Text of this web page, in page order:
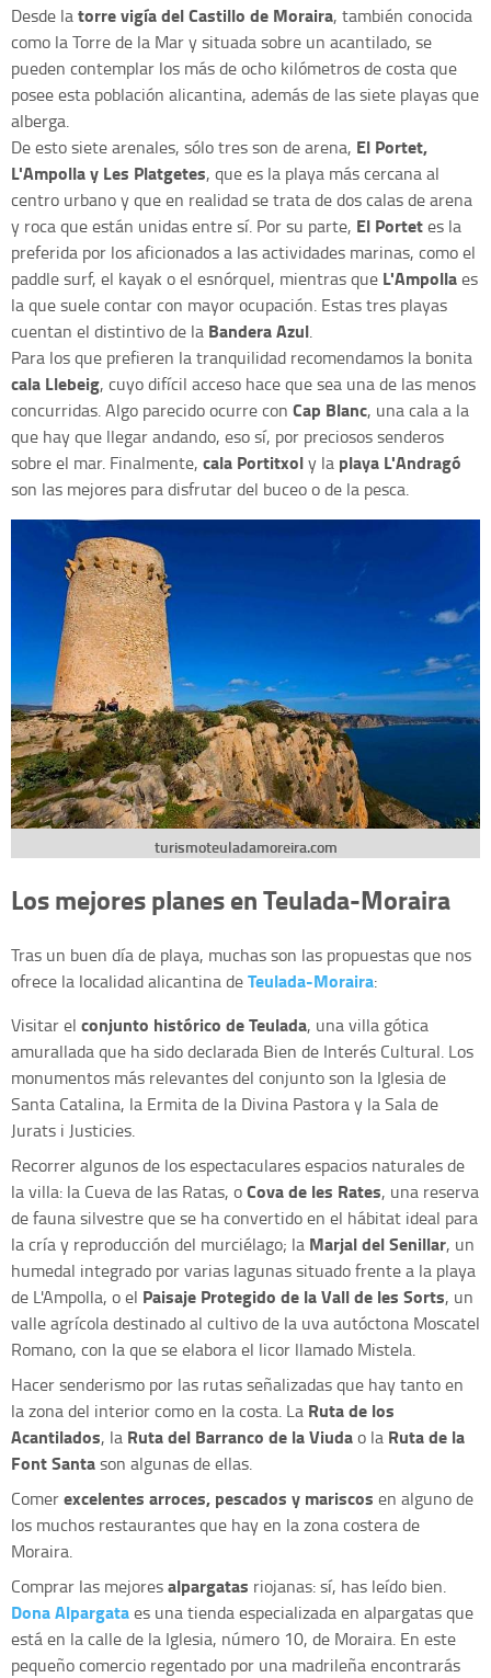
Desde latorre vigía del Castillo de Moraira, también conocida
como la Torre de la Mar y situada sobre un acantilado, se
pueden contemplar los más de ocho kilómetros de costa que
posee esta población alicantina, además de las siete playas que
alberga.
De esto siete arenales, sólo tres son de arena, El Portet,
L'Ampolla y Les Platgetes, que es la playa más cercana al
centro urbano y que en realidad se trata de dos calas de arena
y roca que están unidas entre sí. Por su parte, El Portetes la
preferida por los aficionados a las actividades marinas, como el
paddle surf, el kayak o el esnórquel, mientras que L'Ampollaes
la que suele contar con mayor ocupación. Estas tres playas
cuentan el distintivo de la Bandera Azul.
Para los que prefieren la tranquilidad recomendamos la bonita
cala Llebeig, cuyo difícil acceso hace que sea una de las menos
concurridas. Algo parecido ocurre con Cap Blanc, una cala a la
que hay que llegar andando, eso sí, por preciosos senderos
sobre el mar. Finalmente, cala Portitxoly la playa L'Andragó
son las mejores para disfrutar del buceo o de la pesca.
turismoteuladamoreira.com
Los mejores planes en Teulada-Moraira
Tras un buen día de playa, muchas son las propuestas que nos
ofrece la localidad alicantina deTeulada-Moraira:
Visitar el conjunto histórico de Teulada, una villa gótica
amurallada que ha sido declarada Bien de Interés Cultural. Los
monumentos más relevantes del conjunto son la Iglesia de
Santa Catalina, la Ermita de la Divina Pastora y la Sala de
Jurats i Justicies.
Recorrer algunos de los espectaculares espacios naturales de
la villa: la Cueva de las Ratas, oCova de les Rates, una reserva
de fauna silvestre que se ha convertido en el hábitat ideal para
la cría y reproducción del murciélago; la Marjal del Senillar, un
humedal integrado por varias lagunas situado frente a la playa
de L'Ampolla, o el Paisaje Protegido de la Vall de les Sorts, un
valle agrícola destinado al cultivo de la uva autóctona Moscatel
Romano, con la que se elabora el licor llamado Mistela.
Hacer senderismo por las rutas señalizadas que hay tanto en
la zona del interior como en la costa. La Ruta de los
Acantilados, la Ruta del Barranco de la Viudao la Ruta de la
Font Santason algunas de ellas.
Comerexcelentes arroces, pescados y mariscos en alguno de
los muchos restaurantes que hay en la zona costera de
Moraira.
Comprar las mejoresalpargatas riojanas: sí, has leído bien.
Dona Alpargataes una tienda especializada en alpargatas que
está en la calle de la Iglesia, número 10, de Moraira. En este
pequeño comercio regentado por una madrileña encontrarás